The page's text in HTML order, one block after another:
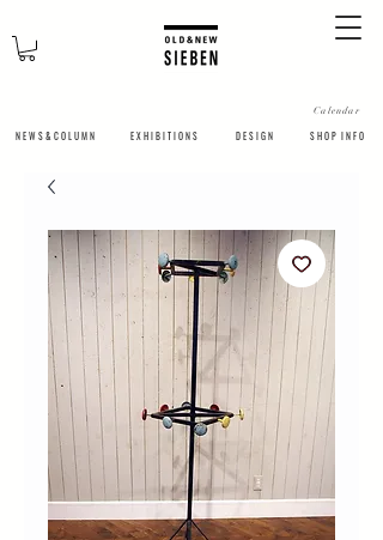
N E W S & C O L U M N
Calendar
​E X H I B I T I O N S D E S I G N S H O P I N F O